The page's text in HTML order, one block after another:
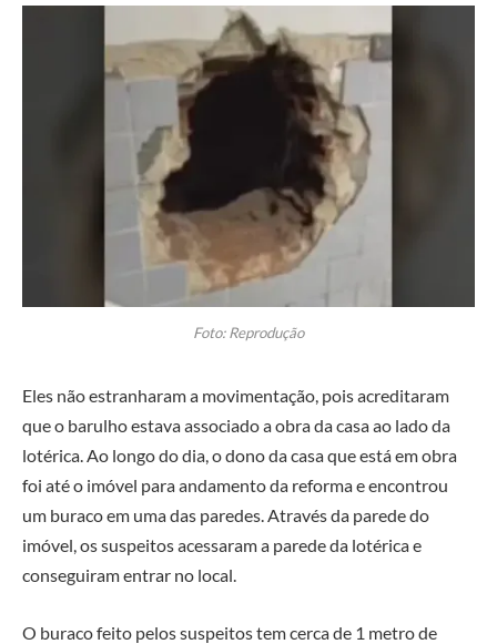
Foto: Reprodução
Eles não estranharam a movimentação, pois acreditaram
que o barulho estava associado a obra da casa ao lado da
lotérica. Ao longo do dia, o dono da casa que está em obra
foi até o imóvel para andamento da reforma e encontrou
um buraco em uma das paredes. Através da parede do
imóvel, os suspeitos acessaram a parede da lotérica e
conseguiram entrar no local.
O buraco feito pelos suspeitos tem cerca de 1 metro de